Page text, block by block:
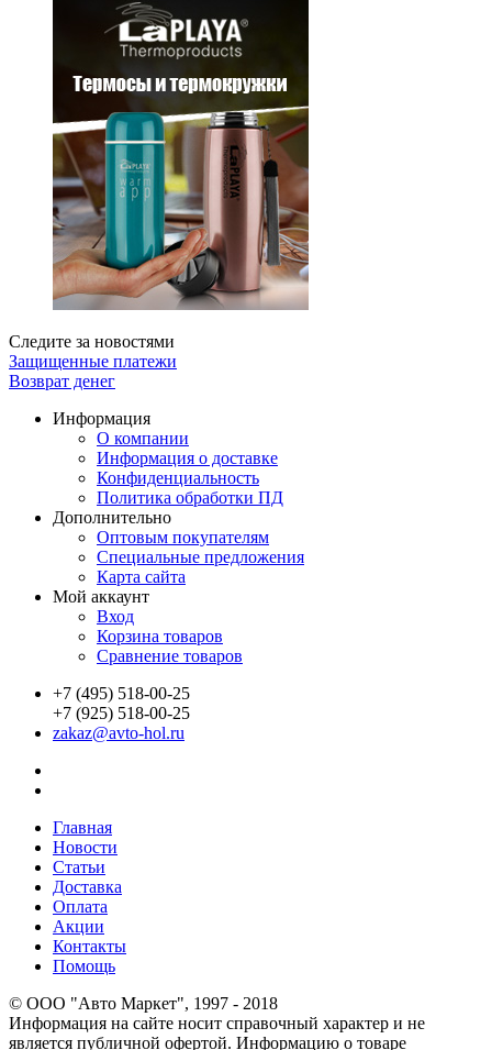
Следите за новостями
Защищенные платежи
Возврат денег
Информация
О компании
Информация о доставке
Конфиденциальность
Политика обработки ПД
Дополнительно
Оптовым покупателям
Специальные предложения
Карта сайта
Мой аккаунт
Вход
Корзина товаров
Сравнение товаров
+7 (495) 518-00-25
+7 (925) 518-00-25
zakaz@avto-hol.ru
Главная
Новости
Статьи
Доставка
Оплата
Акции
Контакты
Помощь
© OOO "Авто Маркет", 1997 - 2018
Информация на сайте носит справочный характер и не
является публичной офертой. Информацию о товаре